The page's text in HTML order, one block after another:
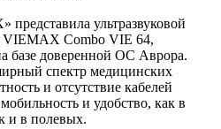
ультразвуковой
VIEMAX Combo VIE 64,
базе доверенной ОС Аврора.
спектр медицинских
и отсутствие кабелей
и удобство, как в
и в полевых.